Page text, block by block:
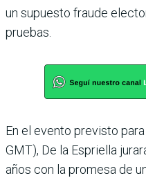
un supuesto fraude
pruebas.
En el evento previsto
GMT), De la Espriella
años con la promesa de